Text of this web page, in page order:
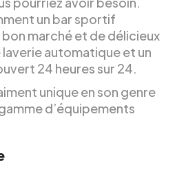
un bar sportif
marché et de délicieux
laverie automatique et un
24 heures sur 24.
unique en son genre
d’équipements